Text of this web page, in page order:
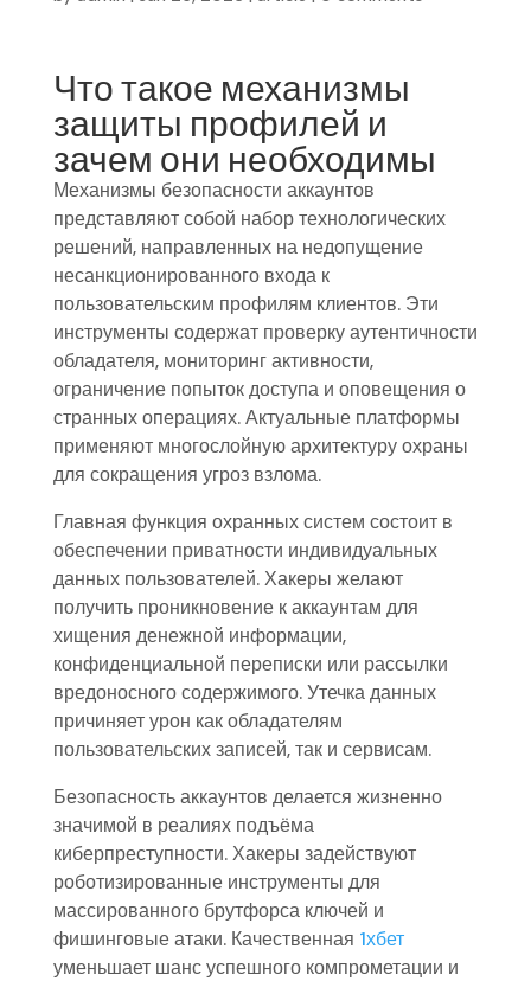
Что такое механизмы
защиты профилей и
зачем они необходимы
Механизмы безопасности аккаунтов
представляют собой набор технологических
решений, направленных на недопущение
несанкционированного входа к
пользовательским профилям клиентов. Эти
инструменты содержат проверку аутентичности
обладателя, мониторинг активности,
ограничение попыток доступа и оповещения о
странных операциях. Актуальные платформы
применяют многослойную архитектуру охраны
для сокращения угроз взлома.
Главная функция охранных систем состоит в
обеспечении приватности индивидуальных
данных пользователей. Хакеры желают
получить проникновение к аккаунтам для
хищения денежной информации,
конфиденциальной переписки или рассылки
вредоносного содержимого. Утечка данных
причиняет урон как обладателям
пользовательских записей, так и сервисам.
Безопасность аккаунтов делается жизненно
значимой в реалиях подъёма
киберпреступности. Хакеры задействуют
роботизированные инструменты для
массированного брутфорса ключей и
фишинговые атаки. Качественная 1хбет
уменьшает шанс успешного компрометации и